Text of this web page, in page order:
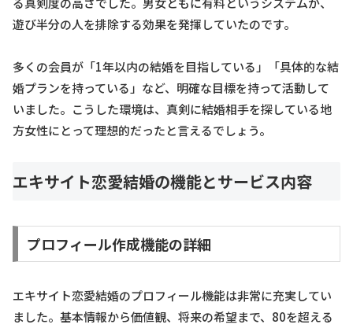
遊び半分の人を排除する効果を発揮していたのです。
多くの会員が「1年以内の結婚を目指している」「具体的な結
婚プランを持っている」など、明確な目標を持って活動して
いました。こうした環境は、真剣に結婚相手を探している地
方女性にとって理想的だったと言えるでしょう。
エキサイト恋愛結婚の機能とサービス内容
プロフィール作成機能の詳細
エキサイト恋愛結婚のプロフィール機能は非常に充実してい
ました。基本情報から価値観、将来の希望まで、80を超える